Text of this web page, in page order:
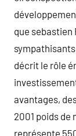
que sebastien
décrit le rôle
avantages,
2001 poids de
représente